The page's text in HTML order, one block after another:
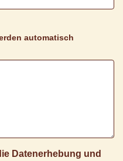
automatisch
Datenerhebung und